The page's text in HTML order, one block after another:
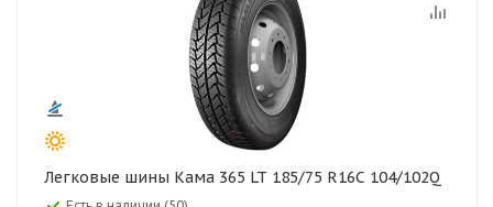
Легковые шины Кама 365 LT 185/75 R16C 104/102Q